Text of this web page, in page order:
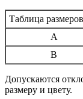
Таблица
A
B
Допускаются
размеру и цвету.